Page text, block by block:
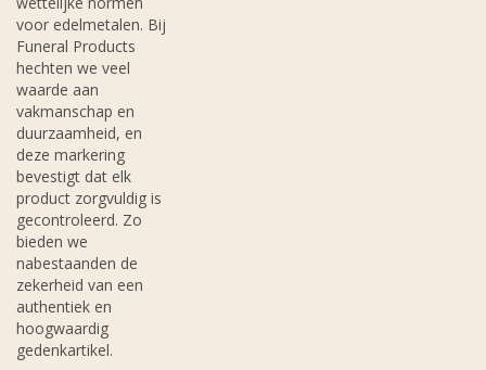
voor edelmetalen. Bij
Funeral Products
hechten we veel
waarde aan
vakmanschap en
duurzaamheid, en
deze markering
bevestigt dat elk
product zorgvuldig is
gecontroleerd. Zo
bieden we
nabestaanden de
zekerheid van een
authentiek en
hoogwaardig
gedenkartikel.